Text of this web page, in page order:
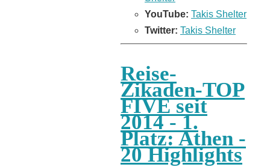
YouTube: Takis Shelter
Twitter: Takis Shelter
Reise-
Zikaden-TOP
FIVE seit
2014 - 1.
Platz: Athen -
20 Highlights